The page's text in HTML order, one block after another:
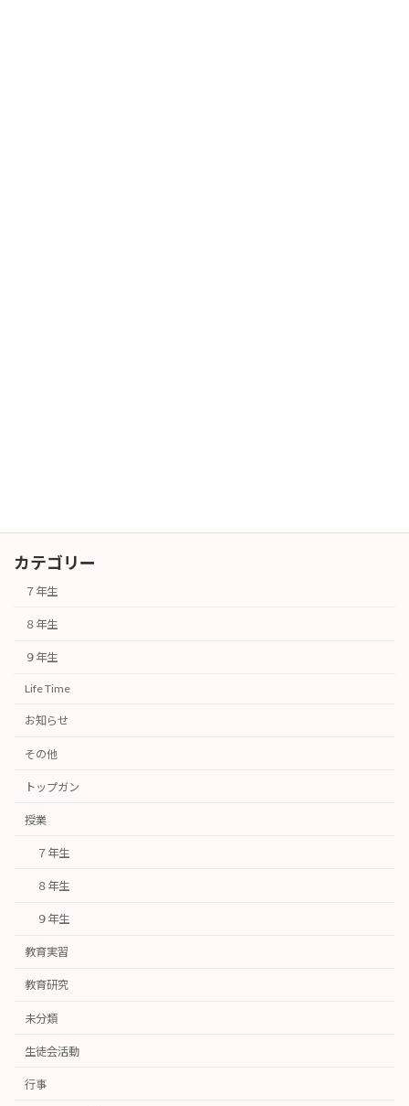
カテゴリー
７年生
８年生
９年生
Life Time
お知らせ
その他
トップガン
授業
７年生
８年生
９年生
教育実習
教育研究
未分類
生徒会活動
行事